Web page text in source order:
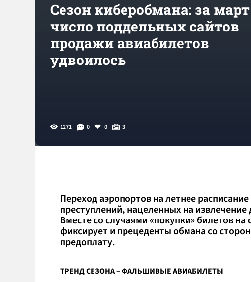
Сезон киберобмана: за март
число поддельных сайтов
продажи авиабилетов
удвоилось
1271 0 0 3
Переход аэропортов на летнее
преступлений, нацеленных на
Вместе со случаями «покупки» билетов
фиксирует и прецеденты обмана со
предоплату.
ТРЕНД СЕЗОНА – ФАЛЬШИВЫЕ АВИАБИЛЕТЫ